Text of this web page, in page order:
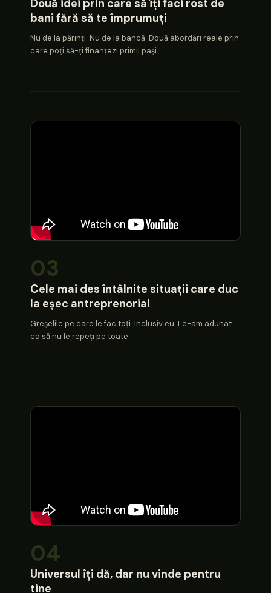
Două idei prin care să îți faci rost de
bani fără să te împrumuți
Nu de la părinți. Nu de la bancă. Două abordări reale prin
care poți să-ți finanțezi primii pași.
03
Cele mai des întâlnite situații care duc
la eșec antreprenorial
Greșelile pe care le fac toți. Inclusiv eu. Le-am adunat
ca să nu le repeți pe toate.
04
Universul îți dă, dar nu vinde pentru
tine